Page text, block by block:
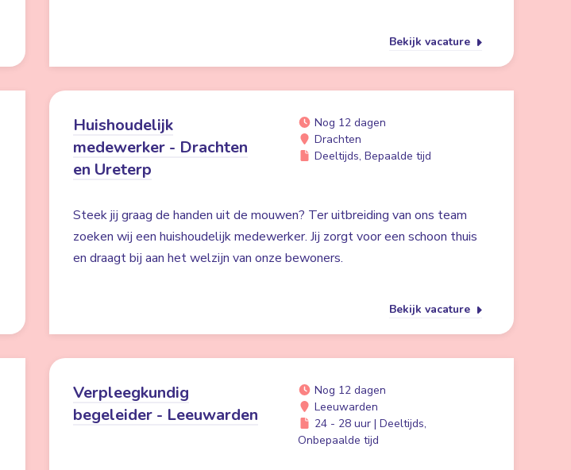
Bekijk vacature
Huishoudelijk
medewerker - Drachten
en Ureterp
Nog 12 dagen
Drachten
Deeltijds, Bepaalde tijd
Steek jij graag de handen uit de mouwen? Ter uitbreiding van ons team
zoeken wij een huishoudelijk medewerker. Jij zorgt voor een schoon thuis
en draagt bij aan het welzijn van onze bewoners.
Bekijk vacature
Verpleegkundig
begeleider - Leeuwarden
Nog 12 dagen
Leeuwarden
24 - 28 uur | Deeltijds,
Onbepaalde tijd